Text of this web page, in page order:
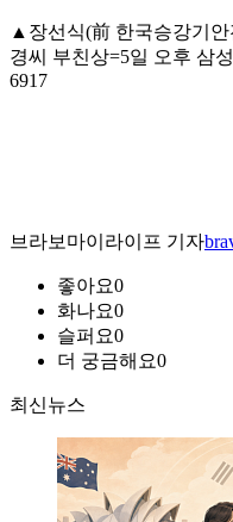
▲장선식(前 한국승강기
경씨 부친상=5일 오후 삼
6917
브라보마이라이프 기자
좋아요0
화나요0
슬퍼요0
더 궁금해요0
최신뉴스